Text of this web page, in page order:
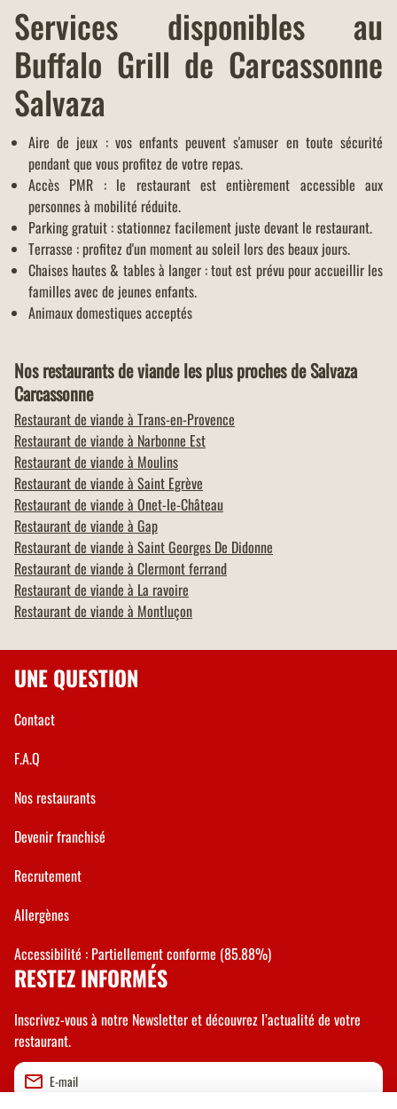
Services disponibles au
Buffalo Grill de Carcassonne
Salvaza
Aire de jeux : vos enfants peuvent s'amuser en toute sécurité
pendant que vous profitez de votre repas.
Accès PMR : le restaurant est entièrement accessible aux
personnes à mobilité réduite.
Parking gratuit : stationnez facilement juste devant le restaurant.
Terrasse : profitez d'un moment au soleil lors des beaux jours.
Chaises hautes & tables à langer : tout est prévu pour accueillir les
familles avec de jeunes enfants.
Animaux domestiques acceptés
Nos restaurants de viande les plus proches de Salvaza
Carcassonne
Restaurant de viande à Trans-en-Provence
Restaurant de viande à Narbonne Est
Restaurant de viande à Moulins
Restaurant de viande à Saint Egrève
Restaurant de viande à Onet-le-Château
Restaurant de viande à Gap
Restaurant de viande à Saint Georges De Didonne
Restaurant de viande à Clermont ferrand
Restaurant de viande à La ravoire
Restaurant de viande à Montluçon
UNE QUESTION
Contact
F.A.Q
Nos restaurants
Devenir franchisé
Recrutement
Allergènes
Accessibilité : Partiellement conforme (85.88%)
RESTEZ INFORMÉS
Inscrivez-vous à notre Newsletter et découvrez l’actualité de votre
restaurant.